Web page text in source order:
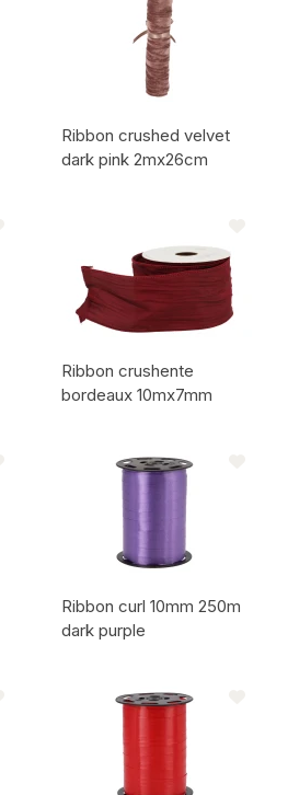
Ribbon crushed velvet
dark pink 2mx26cm
Ribbon crushente
bordeaux 10mx7mm
Ribbon curl 10mm 250m
dark purple